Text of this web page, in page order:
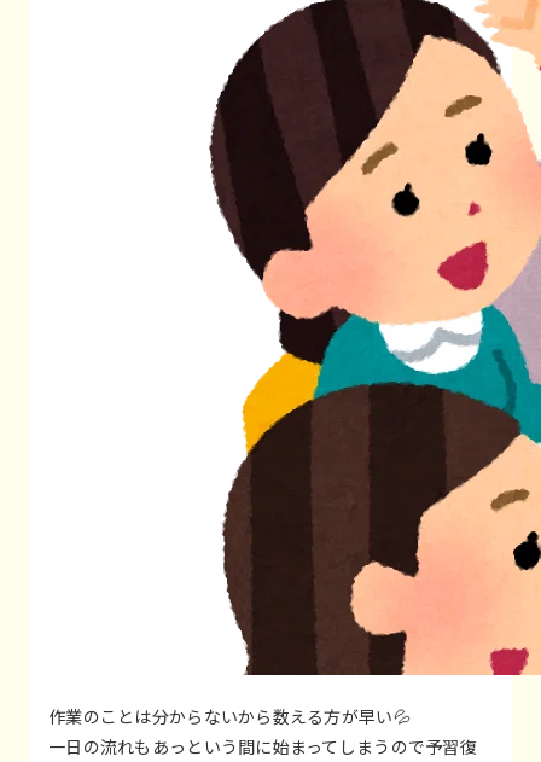
作業のことは分からないから数える方が早い💦
一日の流れもあっという間に始まってしまうので予習復